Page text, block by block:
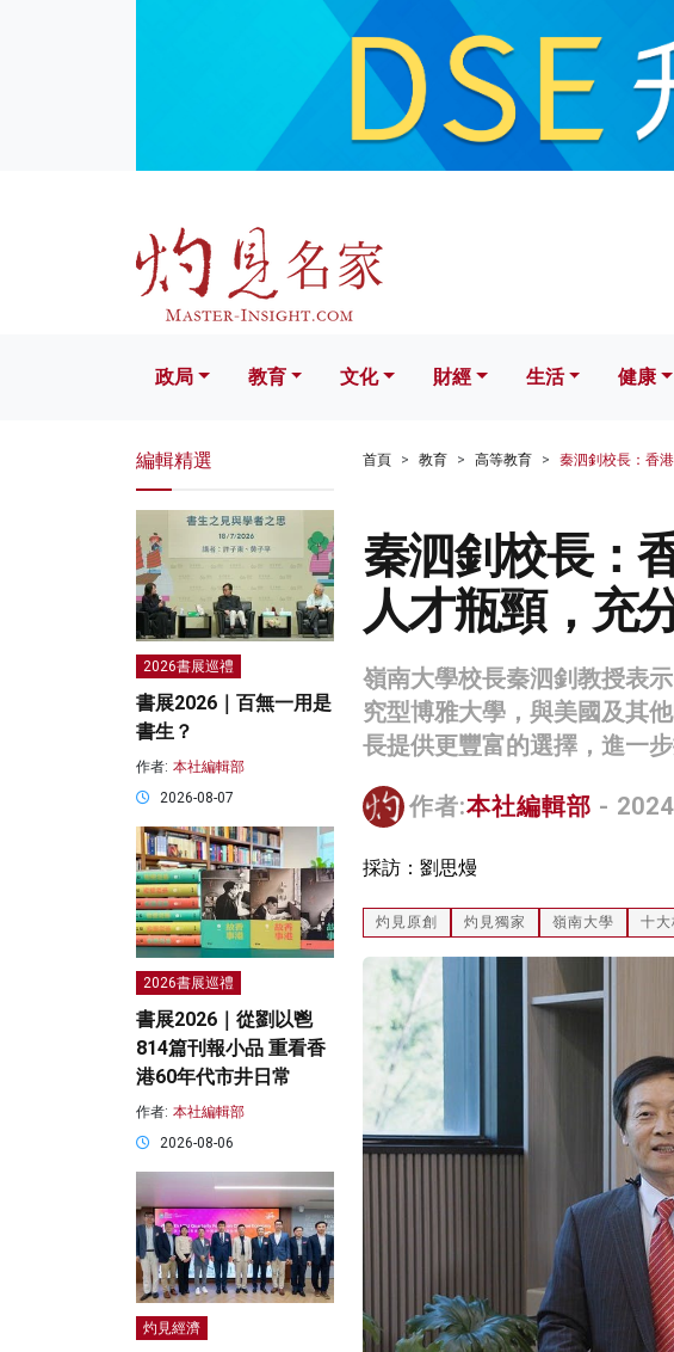
文化 財經 生活 健康
政局 教育 文化 財經 生活 健康
首頁 教育 高等教育 秦泗釗校長：香
秦泗釗校長：
人才瓶頸，充
嶺南大學校長秦泗釗教授表
究型博雅大學，與美國及其
長提供更豐富的選擇，進一
作者:本社編輯部 -
採訪：劉思熳
灼見原創 灼見獨家 嶺南大學 十大
編輯精選
2026書展巡禮
書展2026｜百無一用是
書生？
作者: 本社編輯部
2026-08-07
2026書展巡禮
書展2026｜從劉以鬯
814篇刊報小品 重看香
港60年代市井日常
作者: 本社編輯部
2026-08-06
灼見經濟